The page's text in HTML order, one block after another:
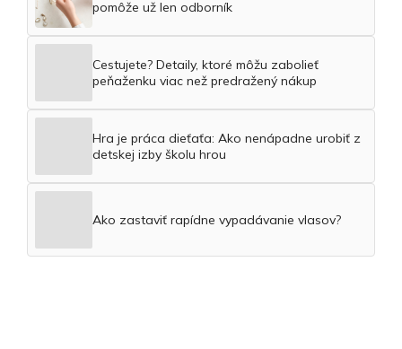
Hra je práca dieťaťa: Ako nenápadne urobiť z
detskej izby školu hrou